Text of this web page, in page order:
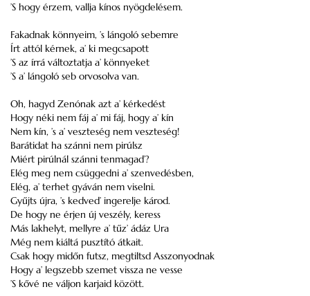
’S hogy érzem, vallja kínos nyögdelésem.
Fakadnak könnyeim, ’s lángoló sebemre
Írt attól kérnek, a’ ki megcsapott
’S az írrá változtatja a’ könnyeket
’S a’ lángoló seb orvosolva van.
Oh, hagyd Zenónak azt a’ kérkedést
Hogy néki nem fáj a’ mi fáj, hogy a’ kín
Nem kín, ’s a’ veszteség nem veszteség!
Barátidat ha szánni nem pirúlsz
Miért pirúlnál szánni tenmagad’?
Elég meg nem csüggedni a’ szenvedésben,
Elég, a’ terhet gyáván nem viselni.
Gyűjts újra, ’s kedved’ ingerelje károd.
De hogy ne érjen új veszély, keress
Más lakhelyt, mellyre a’ tűz’ ádáz Ura
Még nem kiáltá pusztító átkait.
Csak hogy midőn futsz, megtiltsd Asszonyodnak
Hogy a’ legszebb szemet vissza ne vesse
’S kővé ne váljon karjaid között.